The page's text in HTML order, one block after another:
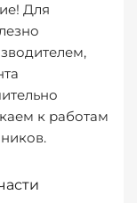
Для
к работам